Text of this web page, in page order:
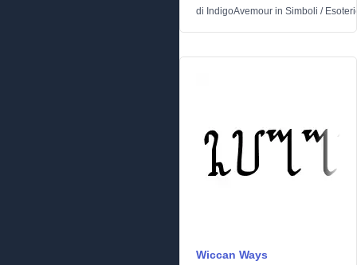
di IndigoAvemour in Simboli /
Wiccan Ways